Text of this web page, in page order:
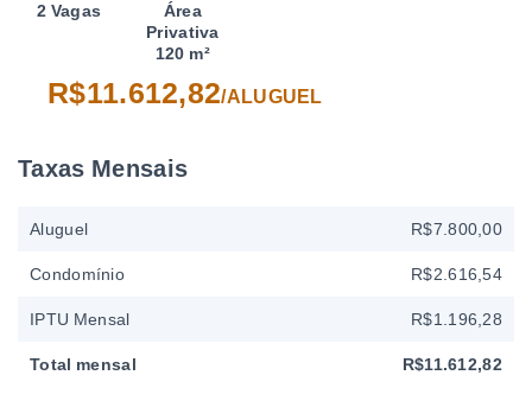
2 Vagas
Área
Privativa
120 m²
R$11.612,82/ALUGUEL
Taxas Mensais
Aluguel R$7.800,00
Condomínio R$2.616,54
IPTU Mensal R$1.196,28
Total mensal R$11.612,82